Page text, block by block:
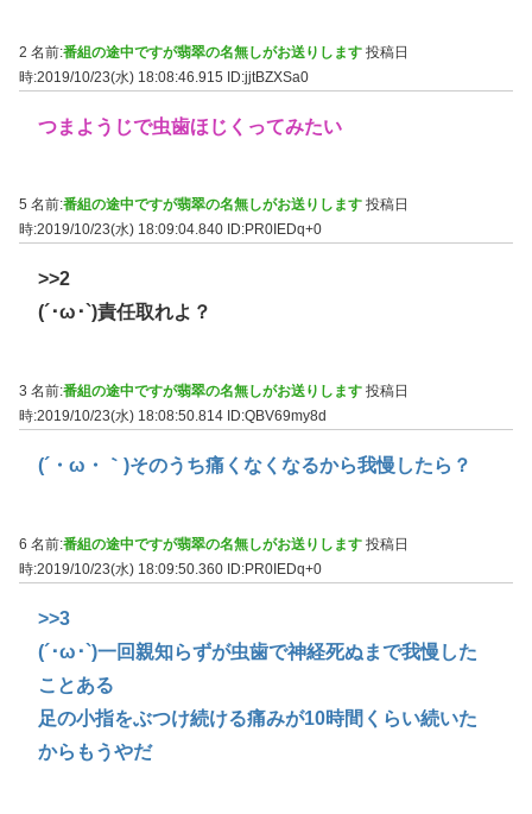
2 名前:番組の途中ですが翡翠の名無しがお送りします 投稿日
時:2019/10/23(水) 18:08:46.915 ID:jjtBZXSa0
つまようじで虫歯ほじくってみたい
5 名前:番組の途中ですが翡翠の名無しがお送りします 投稿日
時:2019/10/23(水) 18:09:04.840 ID:PR0IEDq+0
>>2
(´･ω･`)責任取れよ？
3 名前:番組の途中ですが翡翠の名無しがお送りします 投稿日
時:2019/10/23(水) 18:08:50.814 ID:QBV69my8d
(´・ω・｀)そのうち痛くなくなるから我慢したら？
6 名前:番組の途中ですが翡翠の名無しがお送りします 投稿日
時:2019/10/23(水) 18:09:50.360 ID:PR0IEDq+0
>>3
(´･ω･`)一回親知らずが虫歯で神経死ぬまで我慢した
ことある
足の小指をぶつけ続ける痛みが10時間くらい続いた
からもうやだ